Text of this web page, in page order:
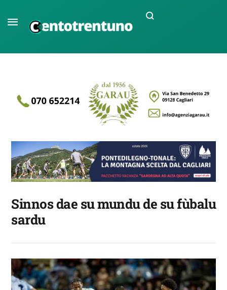
Sinnos dae su mundu de su fùbalu
sardu